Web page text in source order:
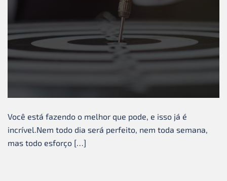
Você está fazendo o melhor que pode, e isso já é
incrível.Nem todo dia será perfeito, nem toda semana,
mas todo esforço […]